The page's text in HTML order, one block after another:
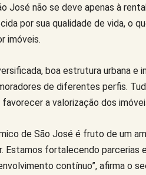
José não se deve apenas à
por sua qualidade de vida, o
imóveis.
boa estrutura urbana
de diferentes perfis.
a valorização dos
de São José é fruto de um
Estamos fortalecendo parcerias
contínuo”, afirma o